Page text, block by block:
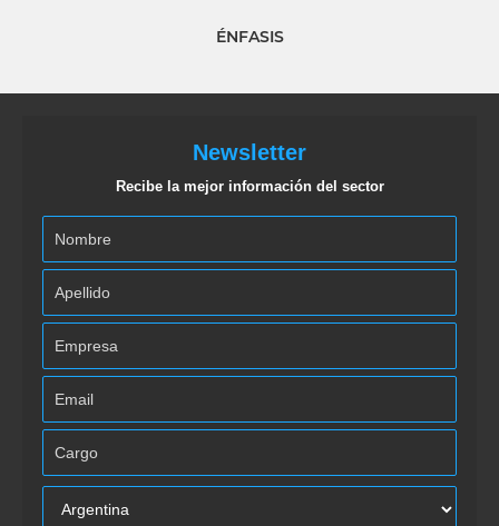
ÉNFASIS
Newsletter
Recibe la mejor información del sector